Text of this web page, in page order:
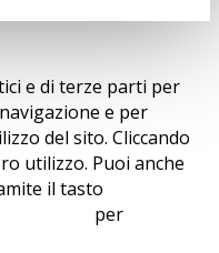
e di terze parti per
e per
del sito. Cliccando
utilizzo. Puoi anche
il tasto
per